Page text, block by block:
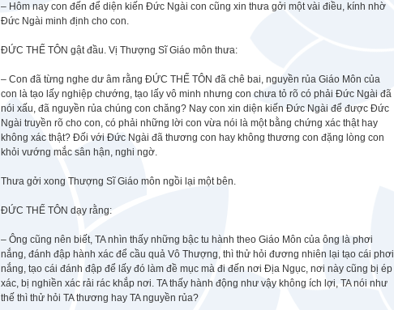
– Hôm nay con đến để diện kiến Đức Ngài con cũng xin thưa gởi một vài điều, kính nhờ
Đức Ngài minh định cho con.
ĐỨC THẾ TÔN gật đầu. Vị Thượng Sĩ Giáo môn thưa:
– Con đã từng nghe dư âm rằng ĐỨC THẾ TÔN đã chê bai, nguyền rủa Giáo Môn của
con là tạo lấy nghiệp chướng, tạo lấy vô minh nhưng con chưa tỏ rõ có phải Đức Ngài đã
nói xấu, đã nguyền rủa chúng con chăng? Nay con xin diện kiến Đức Ngài để được Đức
Ngài truyền rõ cho con, có phải những lời con vừa nói là một bằng chứng xác thật hay
không xác thật? Đối với Đức Ngài đã thương con hay không thương con đặng lòng con
khỏi vướng mắc sân hận, nghi ngờ.
Thưa gởi xong Thượng Sĩ Giáo môn ngồi lại một bên.
ĐỨC THẾ TÔN dạy rằng:
– Ông cũng nên biết, TA nhìn thấy những bậc tu hành theo Giáo Môn của ông là phơi
nắng, đánh đập hành xác để cầu quả Vô Thượng, thì thử hỏi đương nhiên lại tạo cái phơi
nắng, tạo cái đánh đập để lấy đó làm đề mục mà đi đến nơi Địa Ngục, nơi này cũng bị ép
xác, bị nghiền xác rải rác khắp nơi. TA thấy hành động như vậy không ích lợi, TA nói như
thế thì thử hỏi TA thương hay TA nguyền rủa?